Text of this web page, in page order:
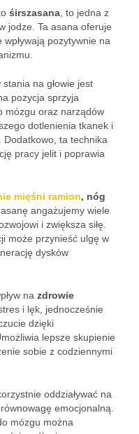
śirszasana , to jedna z
jodze. Ta asana oferuje
pozytywnie na
na głowie jest
pozycja sprzyja
mózgu oraz narządów
dotlenienia tkanek i
ta technika
pracy jelit i poprawia
mięśni ramion, nóg
angażujemy wiele
i zwiększa siłę.
może przynieść ulgę w
dysków
na zdrowie
i lęk, jednocześnie
dzięki
lepsze skupienie
sobie z codziennymi
oddziaływać na
emocjonalną.
mózgu można